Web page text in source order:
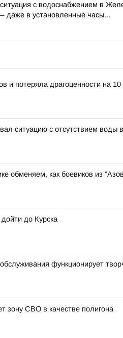
с водоснабжением в
в установленные часы...
и потеряла драгоценности на
ситуацию с отсутствием воды
обменяем, как боевиков из
до Курска
функционирует
зону СВО в качестве полигона